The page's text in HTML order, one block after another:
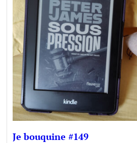
Je bouquine #149